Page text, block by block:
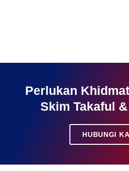
Perlukan
Skim Takaful
HUBUNGI